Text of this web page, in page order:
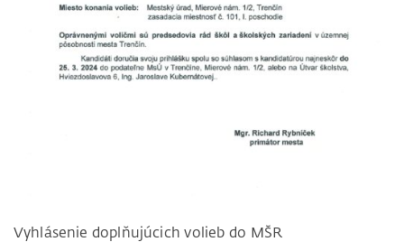
Vyhlásenie doplňujúcich volieb do MŠR